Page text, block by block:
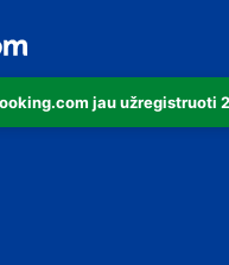
jau užregistruoti